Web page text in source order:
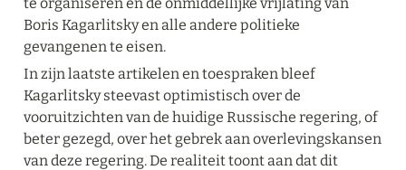
Boris Kagarlitsky en alle andere politieke
gevangenen te eisen.
In zijn laatste artikelen en toespraken bleef
Kagarlitsky steevast optimistisch over de
vooruitzichten van de huidige Russische regering, of
beter gezegd, over het gebrek aan overlevingskansen
van deze regering. De realiteit toont aan dat dit